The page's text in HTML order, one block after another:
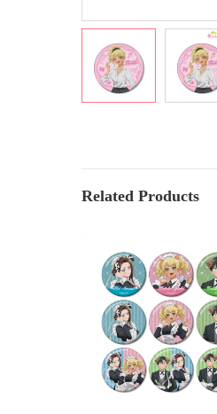
Related Products